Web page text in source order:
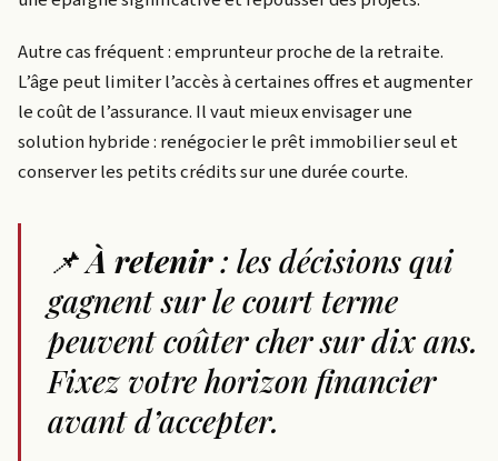
Autre cas fréquent : emprunteur proche de la retraite.
L’âge peut limiter l’accès à certaines offres et augmenter
le coût de l’assurance. Il vaut mieux envisager une
solution hybride : renégocier le prêt immobilier seul et
conserver les petits crédits sur une durée courte.
📌À retenir: les décisions qui
gagnent sur le court terme
peuvent coûter cher sur dix ans.
Fixez votre horizon financier
avant d’accepter.